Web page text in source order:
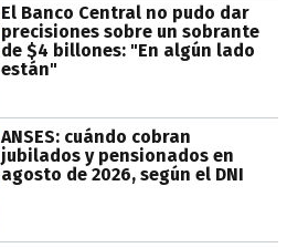
El Banco Central no pudo dar
precisiones sobre un sobrante
de $4 billones: "En algún lado
están"
ANSES: cuándo cobran
jubilados y pensionados en
agosto de 2026, según el DNI